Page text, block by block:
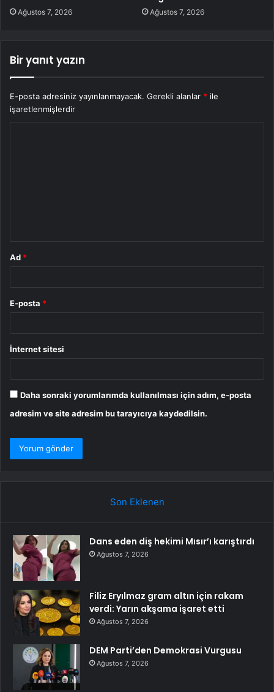
Ağustos 7, 2026 Ağustos 7, 2026
Bir yanıt yazın
E-posta adresiniz yayınlanmayacak. Gerekli alanlar * ile
işaretlenmişlerdir
Ad *
E-posta *
İnternet sitesi
Daha sonraki yorumlarımda kullanılması için adım, e-posta
adresim ve site adresim bu tarayıcıya kaydedilsin.
Son Eklenen
Dans eden diş hekimi Mısır’ı karıştırdı
Ağustos 7, 2026
Filiz Eryılmaz gram altın için rakam
verdi: Yarın akşama işaret etti
Ağustos 7, 2026
DEM Parti’den Demokrasi Vurgusu
Ağustos 7, 2026